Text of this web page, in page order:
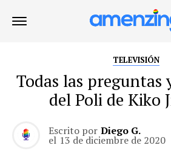
TELEVISIÓN
Todas las preguntas
del Poli de Kiko
Escrito por Diego G.
el 13 de diciembre de 2020